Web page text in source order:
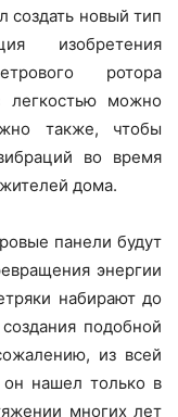
создать новый тип
изобретения
ротора
легкостью можно
также, чтобы
во время
дома.
панели будут
энергии
набирают до
подобной
из всей
нашел только в
многих лет